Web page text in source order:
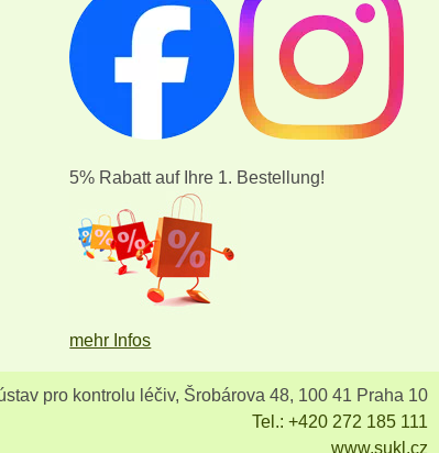
5% Rabatt auf Ihre 1. Bestellung!
mehr Infos
pro kontrolu léčiv, Šrobárova 48, 100 41 Praha 10
Tel.: +420 272 185 111
www.sukl.cz